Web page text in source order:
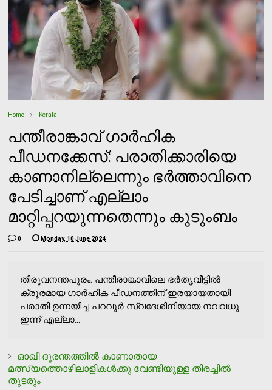
Home Kerala
പന്തീരാങ്കാവ് ഗാര്‍ഹിക
പീഡനക്കേസ്: പരാതിക്കാരിയെ
കാണാനില്ലെന്നും ഭര്‍ത്താവിനെ
പേടിച്ചാണ് എല്ലാം
മാറ്റിപ്പറയുന്നതെന്നും കുടുംബം
0 Monday, 10 June 2024
തിരുവനന്തപുരം: പന്തീരാങ്കാവിലെ ഭര്‍തൃവീട്ടില്‍
ക്രൂരമായ ഗാര്‍ഹിക പീഡനത്തിന് ഇരയായതായി
പരാതി ഉന്നയിച്ച പറവൂര്‍ സ്വദേശിനിയായ നവവധു
ഇന്ന് എല്ലാ...
ഓഖി ദുരന്തത്തില്‍ കാണാതായ
മത്സ്യത്തൊഴിലാളികള്‍ക്കു വേണ്ടിയുള്ള തിരച്ചില്‍
തുടരും